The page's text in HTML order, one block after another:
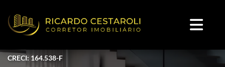
CRECI: 164.538-F